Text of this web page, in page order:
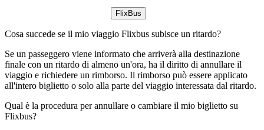
FlixBus
Cosa succede se il mio viaggio Flixbus subisce un ritardo?
Se un passeggero viene informato che arriverà alla destinazione
finale con un ritardo di almeno un'ora, ha il diritto di annullare il
viaggio e richiedere un rimborso. Il rimborso può essere applicato
all'intero biglietto o solo alla parte del viaggio interessata dal ritardo.
Qual è la procedura per annullare o cambiare il mio biglietto su
Flixbus?